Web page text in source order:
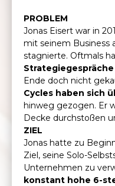
PROBLEM
Jonas Eisert war in
mit seinem Business
stagnierte. Oftmals
Strategiegespräche
Ende doch nicht
Cycles haben sich
hinweg gezogen. Er
Decke durchstoßen
ZIEL
Jonas hatte zu
Ziel, seine Solo-
Unternehmen zu
konstant hohe 6-